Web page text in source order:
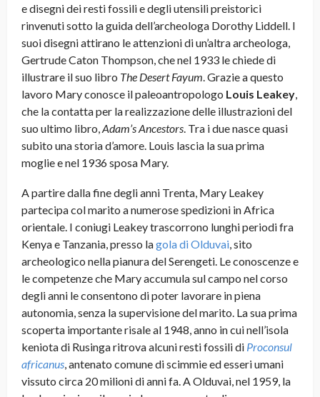
e disegni dei resti fossili e degli utensili preistorici
rinvenuti sotto la guida dell’archeologa Dorothy Liddell. I
suoi disegni attirano le attenzioni di un’altra archeologa,
Gertrude Caton Thompson, che nel 1933 le chiede di
illustrare il suo libro The Desert Fayum . Grazie a questo
lavoro Mary conosce il paleoantropologo Louis Leakey
che la contatta per la realizzazione delle illustrazioni del
suo ultimo libro, Adam’s Ancestors . Tra i due nasce quasi
subito una storia d’amore. Louis lascia la sua prima
moglie e nel 1936 sposa Mary.
A partire dalla fine degli anni Trenta, Mary Leakey
partecipa col marito a numerose spedizioni in Africa
orientale. I coniugi Leakey trascorrono lunghi periodi fra
Kenya e Tanzania, presso lagola di Olduvai , sito
archeologico nella pianura del Serengeti. Le conoscenze e
le competenze che Mary accumula sul campo nel corso
degli anni le consentono di poter lavorare in piena
autonomia, senza la supervisione del marito. La sua prima
scoperta importante risale al 1948, anno in cui nell’isola
keniota di Rusinga ritrova alcuni resti fossili di Proconsul
africanus , antenato comune di scimmie ed esseri umani
vissuto circa 20 milioni di anni fa. A Olduvai, nel 1959, la